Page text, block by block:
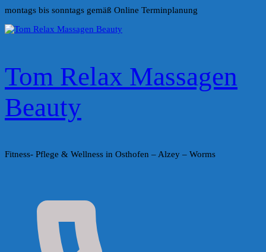
montags bis sonntags gemäß Online Terminplanung
Tom Relax Massagen
Beauty
Fitness- Pflege & Wellness in Osthofen – Alzey – Worms